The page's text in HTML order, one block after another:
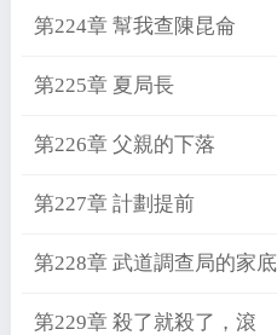
第224章 幫我查陳昆侖
第225章 夏局長
第226章 父親的下落
第227章 計劃提前
第228章 武道調查局的家底
第229章 殺了就殺了，滾